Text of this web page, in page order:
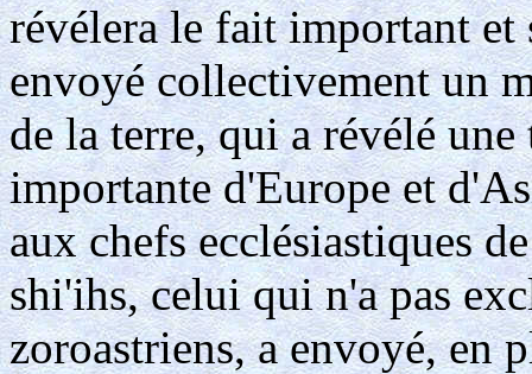
révélera le fait important
envoyé collectivement un
de la terre, qui a révélé
importante d'Europe et
aux chefs ecclésiastiques
shi'ihs, celui qui n'a pas
zoroastriens, a envoyé, en